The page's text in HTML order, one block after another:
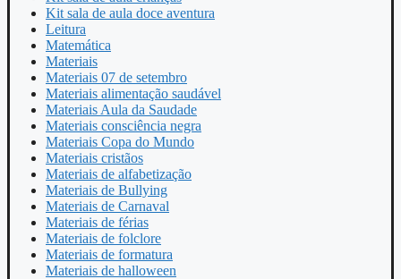
Kit sala de aula doce aventura
Leitura
Matemática
Materiais
Materiais 07 de setembro
Materiais alimentação saudável
Materiais Aula da Saudade
Materiais consciência negra
Materiais Copa do Mundo
Materiais cristãos
Materiais de alfabetização
Materiais de Bullying
Materiais de Carnaval
Materiais de férias
Materiais de folclore
Materiais de formatura
Materiais de halloween